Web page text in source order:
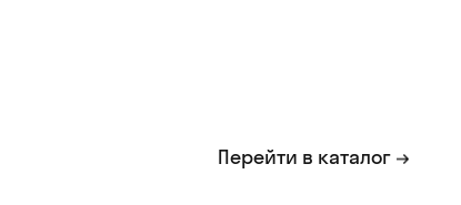
Перейти в каталог